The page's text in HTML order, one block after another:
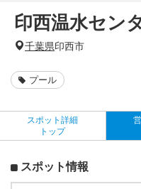
印西温水セン
千葉県印西市
プール
スポット詳細
トップ
スポット情報